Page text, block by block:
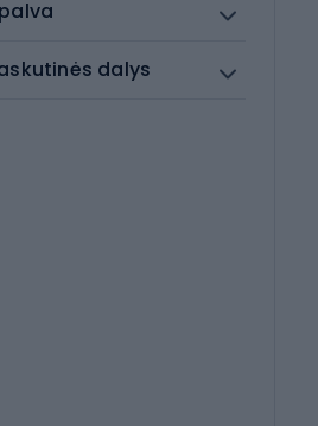
dalys